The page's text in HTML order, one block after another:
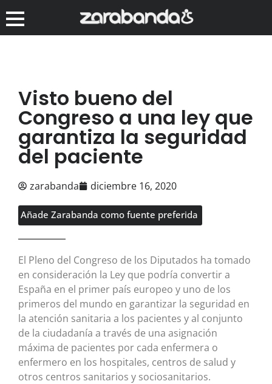
Visto bueno del
Congreso a una ley que
garantiza la seguridad
del paciente
zarabanda diciembre 16, 2020
Añade Zarabanda como fuente preferida
El Pleno del Congreso de los Diputados ha tomado
en consideración la Ley que podría convertir a
España en el primer país europeo y uno de los
primeros del mundo en garantizar la seguridad en
la atención sanitaria a los pacientes y al conjunto
de la ciudadanía a través de una asignación
máxima de pacientes por cada enfermera o
enfermero en los hospitales, centros de salud y
otros centros sanitarios y sociosanitarios.